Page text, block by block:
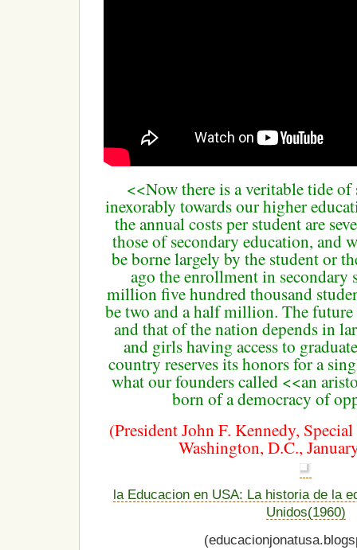
<<Now there is a veritable tide of
inexorably towards our higher
the annual costs per student are
those of secondary education, and
be borne largely by the student or
ago the enrollment in secondary
million five hundred thousand
be two and a half million. The
and that of the nation depends in
and girls having access to
country reserves its honors for a
what our founders called <<an
born of a democracy of
(President John F. Kennedy,
Washington, D.C.,
la Educacion en USA: La historia de la
Unidos(1960)